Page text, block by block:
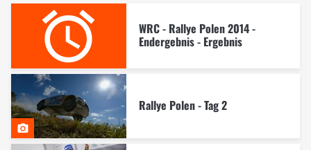
WRC - Rallye Polen 2014 -
Endergebnis - Ergebnis
Rallye Polen - Tag 2